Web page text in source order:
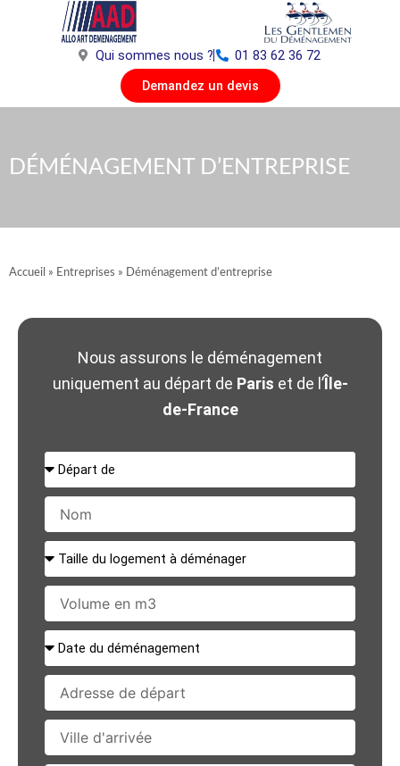
Qui sommes nous ?
01 83 62 36 72
Demandez un devis
DÉMÉNAGEMENT D’ENTREPRISE
Accueil » Entreprises » Déménagement d’entreprise
Nous assurons le déménagement
uniquement au départ de Paris et de l’Île-
de-France
de
Nom
du
logement
déménager
Volume
m3
du
déménagement
Adresse
départ
Ville
d'arrivée